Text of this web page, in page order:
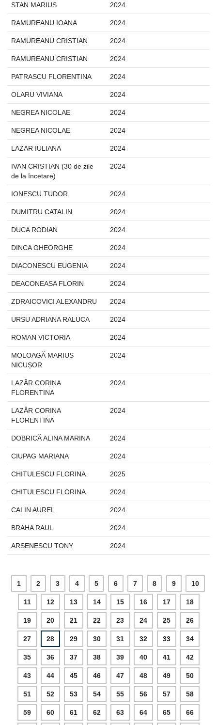
STAN MARIUS 2024
RAMUREANU IOANA 2024
RAMUREANU CRISTIAN 2024
RAMUREANU CRISTIAN 2024
PATRASCU FLORENTINA 2024
OLARU VIVIANA 2024
NEGREA NICOLAE 2024
NEGREA NICOLAE 2024
LAZAR IULIANA 2024
IVAN CRISTIAN (30 de zile
de la încetare)
2024
IONESCU TUDOR 2024
DUMITRU CATALIN 2024
DUCA RODIAN 2024
DINCA GHEORGHE 2024
DIACONESCU EUGENIA 2024
DEACONEASA FLORIN 2024
ZDRAICOVICI ALEXANDRU 2024
URSU ADRIANA RALUCA 2024
ROMAN VICTORIA 2024
MOLOAGĂ MARIUS
NICUȘOR
2024
LAZĂR CORINA
FLORENTINA
2024
LAZĂR CORINA
FLORENTINA
2024
DOBRICĂ ALINA MARINA 2024
CIUPAG MARIANA 2024
CHITULESCU FLORINA 2025
CHITULESCU FLORINA 2024
CALIN AUREL 2024
BRAHA RAUL 2024
ARSENESCU TONY 2024
1 2 3 4 5 6 7 8 9 10
11 12 13 14 15 16 17 18
19 20 21 22 23 24 25 26
27 28 29 30 31 32 33 34
35 36 37 38 39 40 41 42
43 44 45 46 47 48 49 50
51 52 53 54 55 56 57 58
59 60 61 62 63 64 65 66